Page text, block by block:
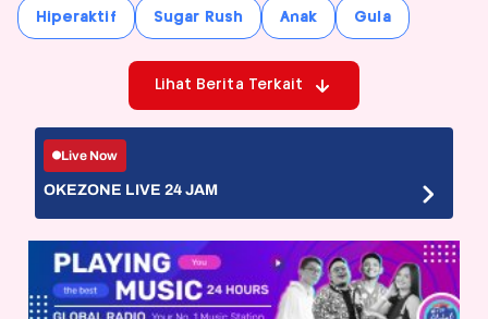
Hiperaktif Sugar Rush Anak Gula
Lihat Berita Terkait
Live Now
OKEZONE LIVE 24 JAM